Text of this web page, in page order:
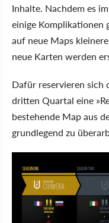
Inhalte. Nachdem es
einige Komplikationen
auf neue Maps
neue Karten werden
Dafür reservieren sich
dritten Quartal eine
bestehende Map aus
grundlegend zu